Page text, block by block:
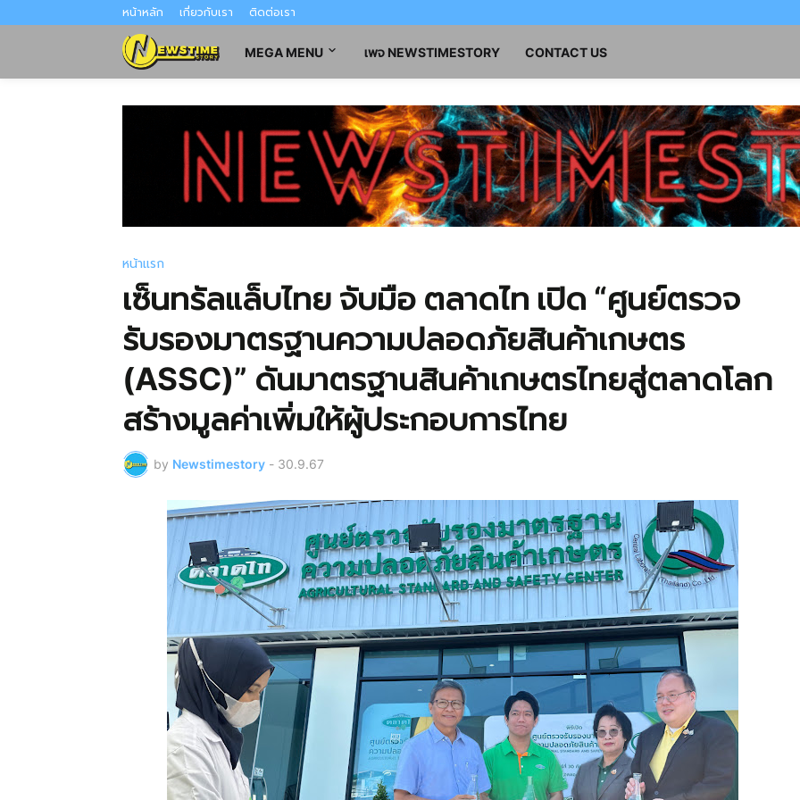
หน้าหลัก เกี่ยวกับเรา ติดต่อเรา
MEGA MENU เพจ NEWSTIMESTORY CONTACT US
หน้าแรก
เซ็นทรัลแล็บไทย จับมือ ตลาดไท เปิด “ศูนย์ตรวจ
รับรองมาตรฐานความปลอดภัยสินค้าเกษตร
(ASSC)” ดันมาตรฐานสินค้าเกษตรไทยสู่ตลาดโลก
สร้างมูลค่าเพิ่มให้ผู้ประกอบการไทย
by Newstimestory - 30.9.67